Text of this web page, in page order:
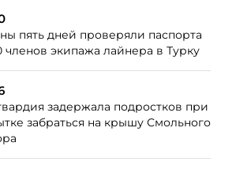
пять дней проверяли паспорта
членов экипажа лайнера в Турку
задержала подростков при
забраться на крышу Смольного